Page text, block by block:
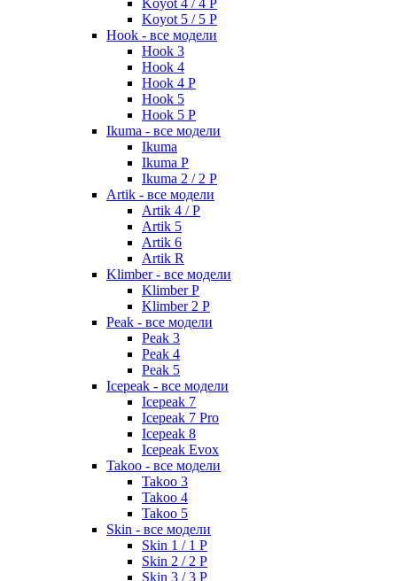
Koyot 4 / 4 P
Koyot 5 / 5 P
Hook - все модели
Hook 3
Hook 4
Hook 4 P
Hook 5
Hook 5 P
Ikuma - все модели
Ikuma
Ikuma P
Ikuma 2 / 2 P
Artik - все модели
Artik 4 / P
Artik 5
Artik 6
Artik R
Klimber - все модели
Klimber P
Klimber 2 P
Peak - все модели
Peak 3
Peak 4
Peak 5
Icepeak - все модели
Icepeak 7
Icepeak 7 Pro
Icepeak 8
Icepeak Evox
Takoo - все модели
Takoo 3
Takoo 4
Takoo 5
Skin - все модели
Skin 1 / 1 P
Skin 2 / 2 P
Skin 3 / 3 P